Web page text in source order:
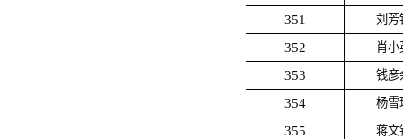
351 刘芳
352 肖小
353 钱彦
354 杨雪
355 蒋文